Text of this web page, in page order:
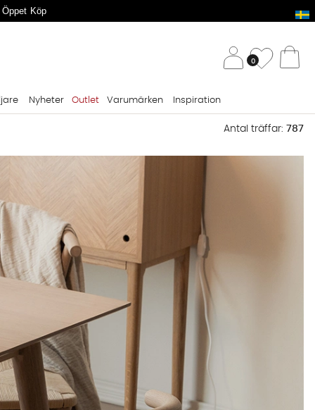
Köp
0
Nyheter Outlet Varumärken Inspiration
Antal träffar: 787